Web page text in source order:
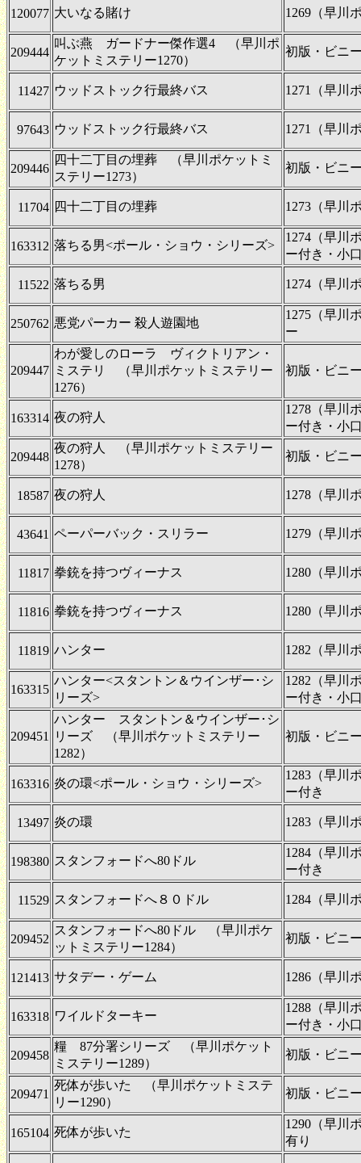
120077 大いなる賭け 1269（早川
209444
叫ぶ燕 ガードナー傑作選4 （早川ポ
ケットミステリー1270）
初版・ビニ
11427 ウッドストック行最終バス 1271（早川
97643 ウッドストック行最終バス 1271（早川
209446
四十二丁目の埋葬 （早川ポケットミ
ステリー1273）
初版・ビニ
11704 四十二丁目の埋葬 1273（早川
163312 落ちる男<ポール・ショウ・シリーズ>
1274（早川
ー付き・小
11522 落ちる男 1274（早川
250762 悪党パーカー 殺人遊園地
1275（早川
ー
209447
わが愛しのローラ ヴィクトリアン・
ミステリ （早川ポケットミステリー
1276）
初版・ビニ
163314 夜の狩人
1278（早川
ー付き・小
209448
夜の狩人 （早川ポケットミステリー
1278）
初版・ビニ
18587 夜の狩人 1278（早川
43641 ペーパーバック・スリラー 1279（早川
11817 拳銃を持つヴィーナス 1280（早川
11816 拳銃を持つヴィーナス 1280（早川
11819 ハンター 1282（早川
163315
ハンター<スタントン＆ウインザー･シ
リーズ>
1282（早川
ー付き・小
209451
ハンター スタントン＆ウインザー･シ
リーズ （早川ポケットミステリー
1282）
初版・ビニ
163316 炎の環<ポール・ショウ・シリーズ>
1283（早川
ー付き
13497 炎の環 1283（早川
198380 スタンフォードへ80ドル
1284（早川
ー付き
11529 スタンフォードへ８０ドル 1284（早川
209452
スタンフォードへ80ドル （早川ポケ
ットミステリー1284）
初版・ビニ
121413 サタデー・ゲーム 1286（早川
163318 ワイルドターキー
1288（早川
ー付き・小
209458
糧 87分署シリーズ （早川ポケット
ミステリー1289）
初版・ビニ
209471
死体が歩いた （早川ポケットミステ
リー1290）
初版・ビニ
165104 死体が歩いた
1290（早川
有り